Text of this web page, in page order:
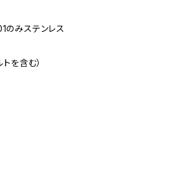
のみステンレス
を含む）